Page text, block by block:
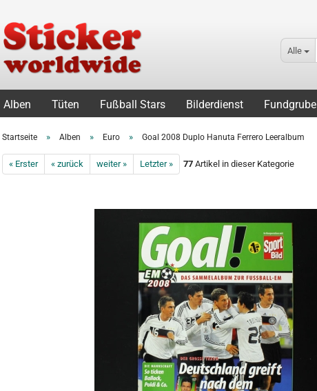
Alle
Alben Tüten Fußball Stars Bilderdienst Fundgrube
Startseite » Alben » Euro » Goal 2008 Duplo Hanuta Ferrero Leeralbum
« Erster « zurück weiter » Letzter » 77 Artikel in dieser Kategorie